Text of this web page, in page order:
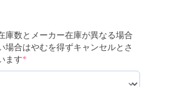
庫数とメーカー在庫が異なる場合
場合はやむを得ずキャンセルとさ
ます*